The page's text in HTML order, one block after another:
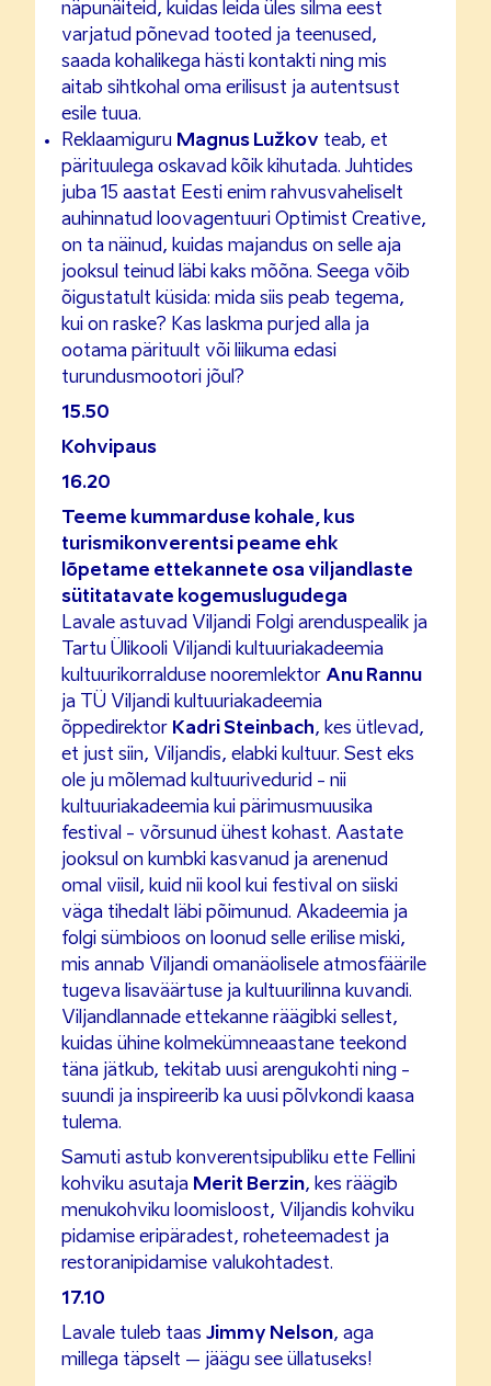
näpunäiteid, kuidas leida üles silma eest
varjatud põnevad tooted ja teenused,
saada kohalikega hästi kontakti ning mis
aitab sihtkohal oma erilisust ja autentsust
esile tuua.
Reklaamiguru Magnus Lužkov teab, et
pärituulega oskavad kõik kihutada. Juhtides
juba 15 aastat Eesti enim rahvusvaheliselt
auhinnatud loovagentuuri Optimist Creative,
on ta näinud, kuidas majandus on selle aja
jooksul teinud läbi kaks mõõna. Seega võib
õigustatult küsida: mida siis peab tegema,
kui on raske? Kas laskma purjed alla ja
ootama pärituult või liikuma edasi
turundusmootori jõul?
15.50
Kohvipaus
16.20
Teeme kummarduse kohale, kus
turismikonverentsi peame ehk
lõpetame ettekannete osa viljandlaste
sütitatavate kogemuslugudega
Lavale astuvad Viljandi Folgi arenduspealik ja
Tartu Ülikooli Viljandi kultuuriakadeemia
kultuurikorralduse nooremlektor Anu Rannu
ja TÜ Viljandi kultuuriakadeemia
õppedirektor Kadri Steinbach, kes ütlevad,
et just siin, Viljandis, elabki kultuur. Sest eks
ole ju mõlemad kultuurivedurid - nii
kultuuriakadeemia kui pärimusmuusika
festival - võrsunud ühest kohast. Aastate
jooksul on kumbki kasvanud ja arenenud
omal viisil, kuid nii kool kui festival on siiski
väga tihedalt läbi põimunud. Akadeemia ja
folgi sümbioos on loonud selle erilise miski,
mis annab Viljandi omanäolisele atmosfäärile
tugeva lisaväärtuse ja kultuurilinna kuvandi.
Viljandlannade ettekanne räägibki sellest,
kuidas ühine kolmekümneaastane teekond
täna jätkub, tekitab uusi arengukohti ning -
suundi ja inspireerib ka uusi põlvkondi kaasa
tulema.
Samuti astub konverentsipubliku ette Fellini
kohviku asutaja Merit Berzin, kes räägib
menukohviku loomisloost, Viljandis kohviku
pidamise eripäradest, roheteemadest ja
restoranipidamise valukohtadest.
17.10
Lavale tuleb taas Jimmy Nelson, aga
millega täpselt – jäägu see üllatuseks!